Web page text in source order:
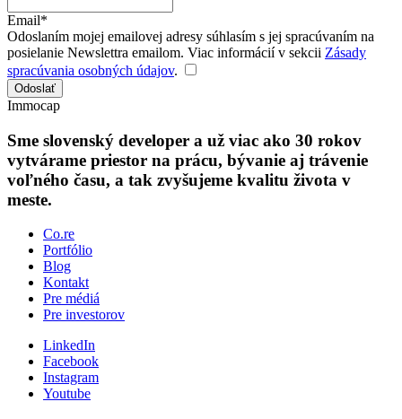
Email*
Odoslaním mojej emailovej adresy súhlasím s jej spracúvaním na
posielanie Newslettra emailom. Viac informácií v sekcii Zásady
spracúvania osobných údajov.
Odoslať
Immocap
Sme slovenský developer a už viac ako 30 rokov
vytvárame priestor na prácu, bývanie aj trávenie
voľného času, a tak zvyšujeme kvalitu života v
meste.
Co.re
Portfólio
Blog
Kontakt
Pre médiá
Pre investorov
LinkedIn
Facebook
Instagram
Youtube